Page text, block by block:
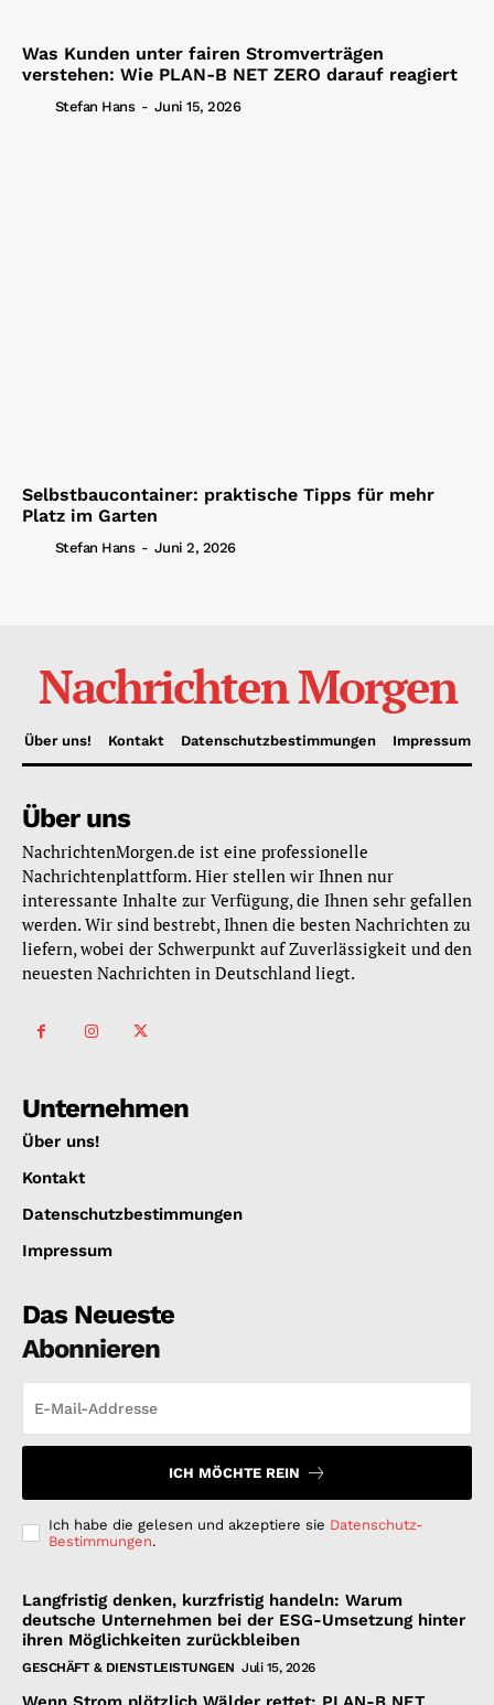
Was Kunden unter fairen Stromverträgen
verstehen: Wie PLAN-B NET ZERO darauf reagiert
Stefan Hans - Juni 15, 2026
Selbstbaucontainer: praktische Tipps für mehr
Platz im Garten
Stefan Hans - Juni 2, 2026
Nachrichten Morgen
Über uns! Kontakt Datenschutzbestimmungen Impressum
Über uns
NachrichtenMorgen.de ist eine professionelle
Nachrichtenplattform. Hier stellen wir Ihnen nur
interessante Inhalte zur Verfügung, die Ihnen sehr gefallen
werden. Wir sind bestrebt, Ihnen die besten Nachrichten zu
liefern, wobei der Schwerpunkt auf Zuverlässigkeit und den
neuesten Nachrichten in Deutschland liegt.
Unternehmen
Über uns!
Kontakt
Datenschutzbestimmungen
Impressum
Das Neueste
Abonnieren
ICH MÖCHTE REIN
Ich habe die gelesen und akzeptiere sie Datenschutz-
Bestimmungen.
Langfristig denken, kurzfristig handeln: Warum
deutsche Unternehmen bei der ESG-Umsetzung hinter
ihren Möglichkeiten zurückbleiben
GESCHÄFT & DIENSTLEISTUNGEN Juli 15, 2026